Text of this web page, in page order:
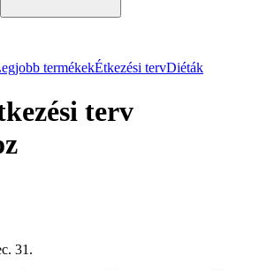
termékekÉtkezési tervDiéták
terv
31.